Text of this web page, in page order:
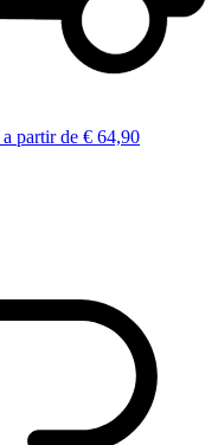
a partir de € 64,90